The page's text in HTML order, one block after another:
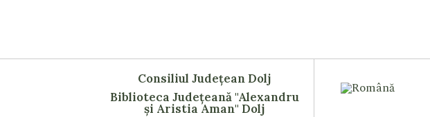
Consiliul Județean Dolj
Biblioteca Județeană "Alexandru
și Aristia Aman" Dolj